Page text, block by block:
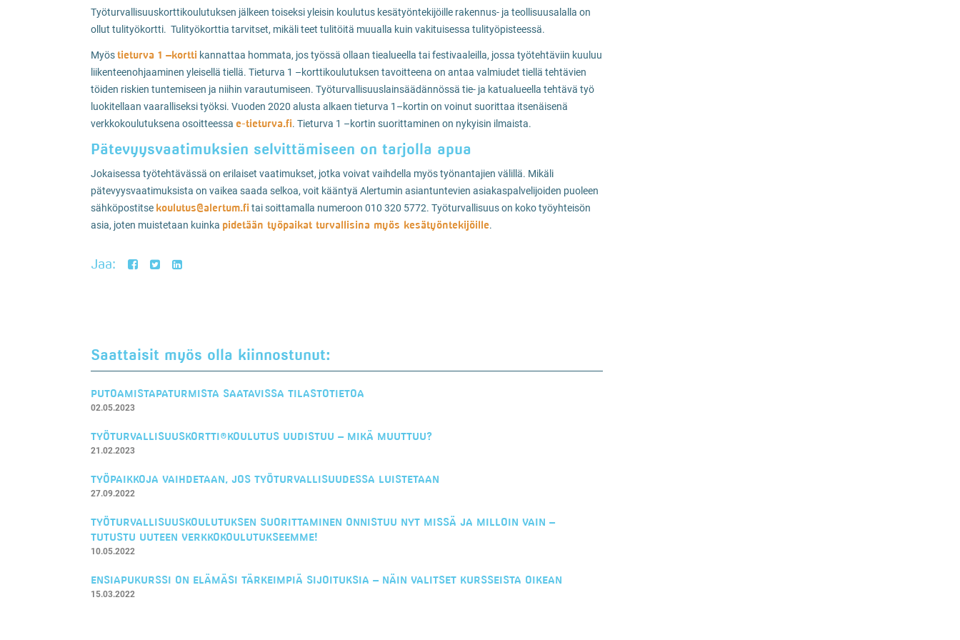
Työturvallisuuskorttikoulutuksen jälkeen toiseksi yleisin koulutus kesätyöntekijöille rakennus- ja teollisuusalalla on
ollut tulityökortti. Tulityökorttia tarvitset, mikäli teet tulitöitä muualla kuin vakituisessa tulityöpisteessä.
Myöstieturva 1 –kortti kannattaa hommata, jos työssä ollaan tiealueella tai festivaaleilla, jossa työtehtäviin kuuluu
liikenteenohjaaminen yleisellä tiellä. Tieturva 1 –korttikoulutuksen tavoitteena on antaa valmiudet tiellä tehtävien
töiden riskien tuntemiseen ja niihin varautumiseen. Työturvallisuuslainsäädännössä tie- ja katualueella tehtävä työ
luokitellaan vaaralliseksi työksi. Vuoden 2020 alusta alkaen tieturva 1–kortin on voinut suorittaa itsenäisenä
verkkokoulutuksena osoitteessa e-tieturva.fi. Tieturva 1 –kortin suorittaminen on nykyisin ilmaista.
Pätevyysvaatimuksien selvittämiseen on tarjolla apua
Jokaisessa työtehtävässä on erilaiset vaatimukset, jotka voivat vaihdella myös työnantajien välillä. Mikäli
pätevyysvaatimuksista on vaikea saada selkoa, voit kääntyä Alertumin asiantuntevien asiakaspalvelijoiden puoleen
sähköpostitse koulutus@alertum.fi tai soittamalla numeroon 010 320 5772. Työturvallisuus on koko työyhteisön
asia, joten muistetaan kuinka pidetään työpaikat turvallisina myös kesätyöntekijöille.
Jaa:
Saattaisit myös olla kiinnostunut:
PUTOAMISTAPATURMISTA SAATAVISSA TILASTOTIETOA
02.05.2023
TYÖTURVALLISUUSKORTTI®KOULUTUS UUDISTUU – MIKÄ MUUTTUU?
21.02.2023
TYÖPAIKKOJA VAIHDETAAN, JOS TYÖTURVALLISUUDESSA LUISTETAAN
27.09.2022
TYÖTURVALLISUUSKOULUTUKSEN SUORITTAMINEN ONNISTUU NYT MISSÄ JA MILLOIN VAIN –
TUTUSTU UUTEEN VERKKOKOULUTUKSEEMME!
10.05.2022
ENSIAPUKURSSI ON ELÄMÄSI TÄRKEIMPIÄ SIJOITUKSIA – NÄIN VALITSET KURSSEISTA OIKEAN
15.03.2022